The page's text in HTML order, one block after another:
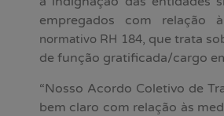
empregados com relação
normativo RH 184, que trata
de função gratificada/cargo
“Nosso Acordo Coletivo de
bem claro com relação às